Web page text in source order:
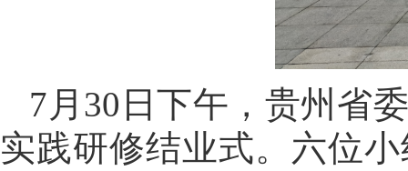
7月30日下午，贵州省
实践研修结业式。六位